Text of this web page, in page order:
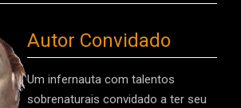
Autor Convidado
Um infernauta com talentos
sobrenaturais convidado a ter seu